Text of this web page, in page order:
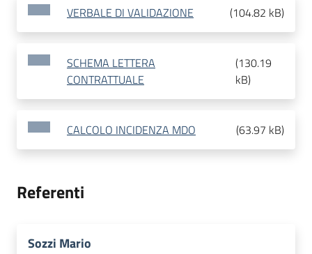
VERBALE DI VALIDAZIONE (104.82 kB)
SCHEMA LETTERA
CONTRATTUALE
(130.19
kB)
CALCOLO INCIDENZA MDO (63.97 kB)
Referenti
Sozzi Mario